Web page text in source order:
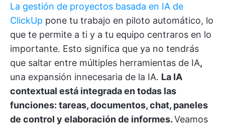
La gestión de proyectos basada en IA de
ClickUp pone tu trabajo en piloto automático, lo
que te permite a ti y a tu equipo centraros en lo
importante. Esto significa que ya no tendrás
que saltar entre múltiples herramientas de IA,
una expansión innecesaria de la IA. La IA
contextual está integrada en todas las
funciones: tareas,documentos, chat, paneles
de control y elaboración de informes.Veamos